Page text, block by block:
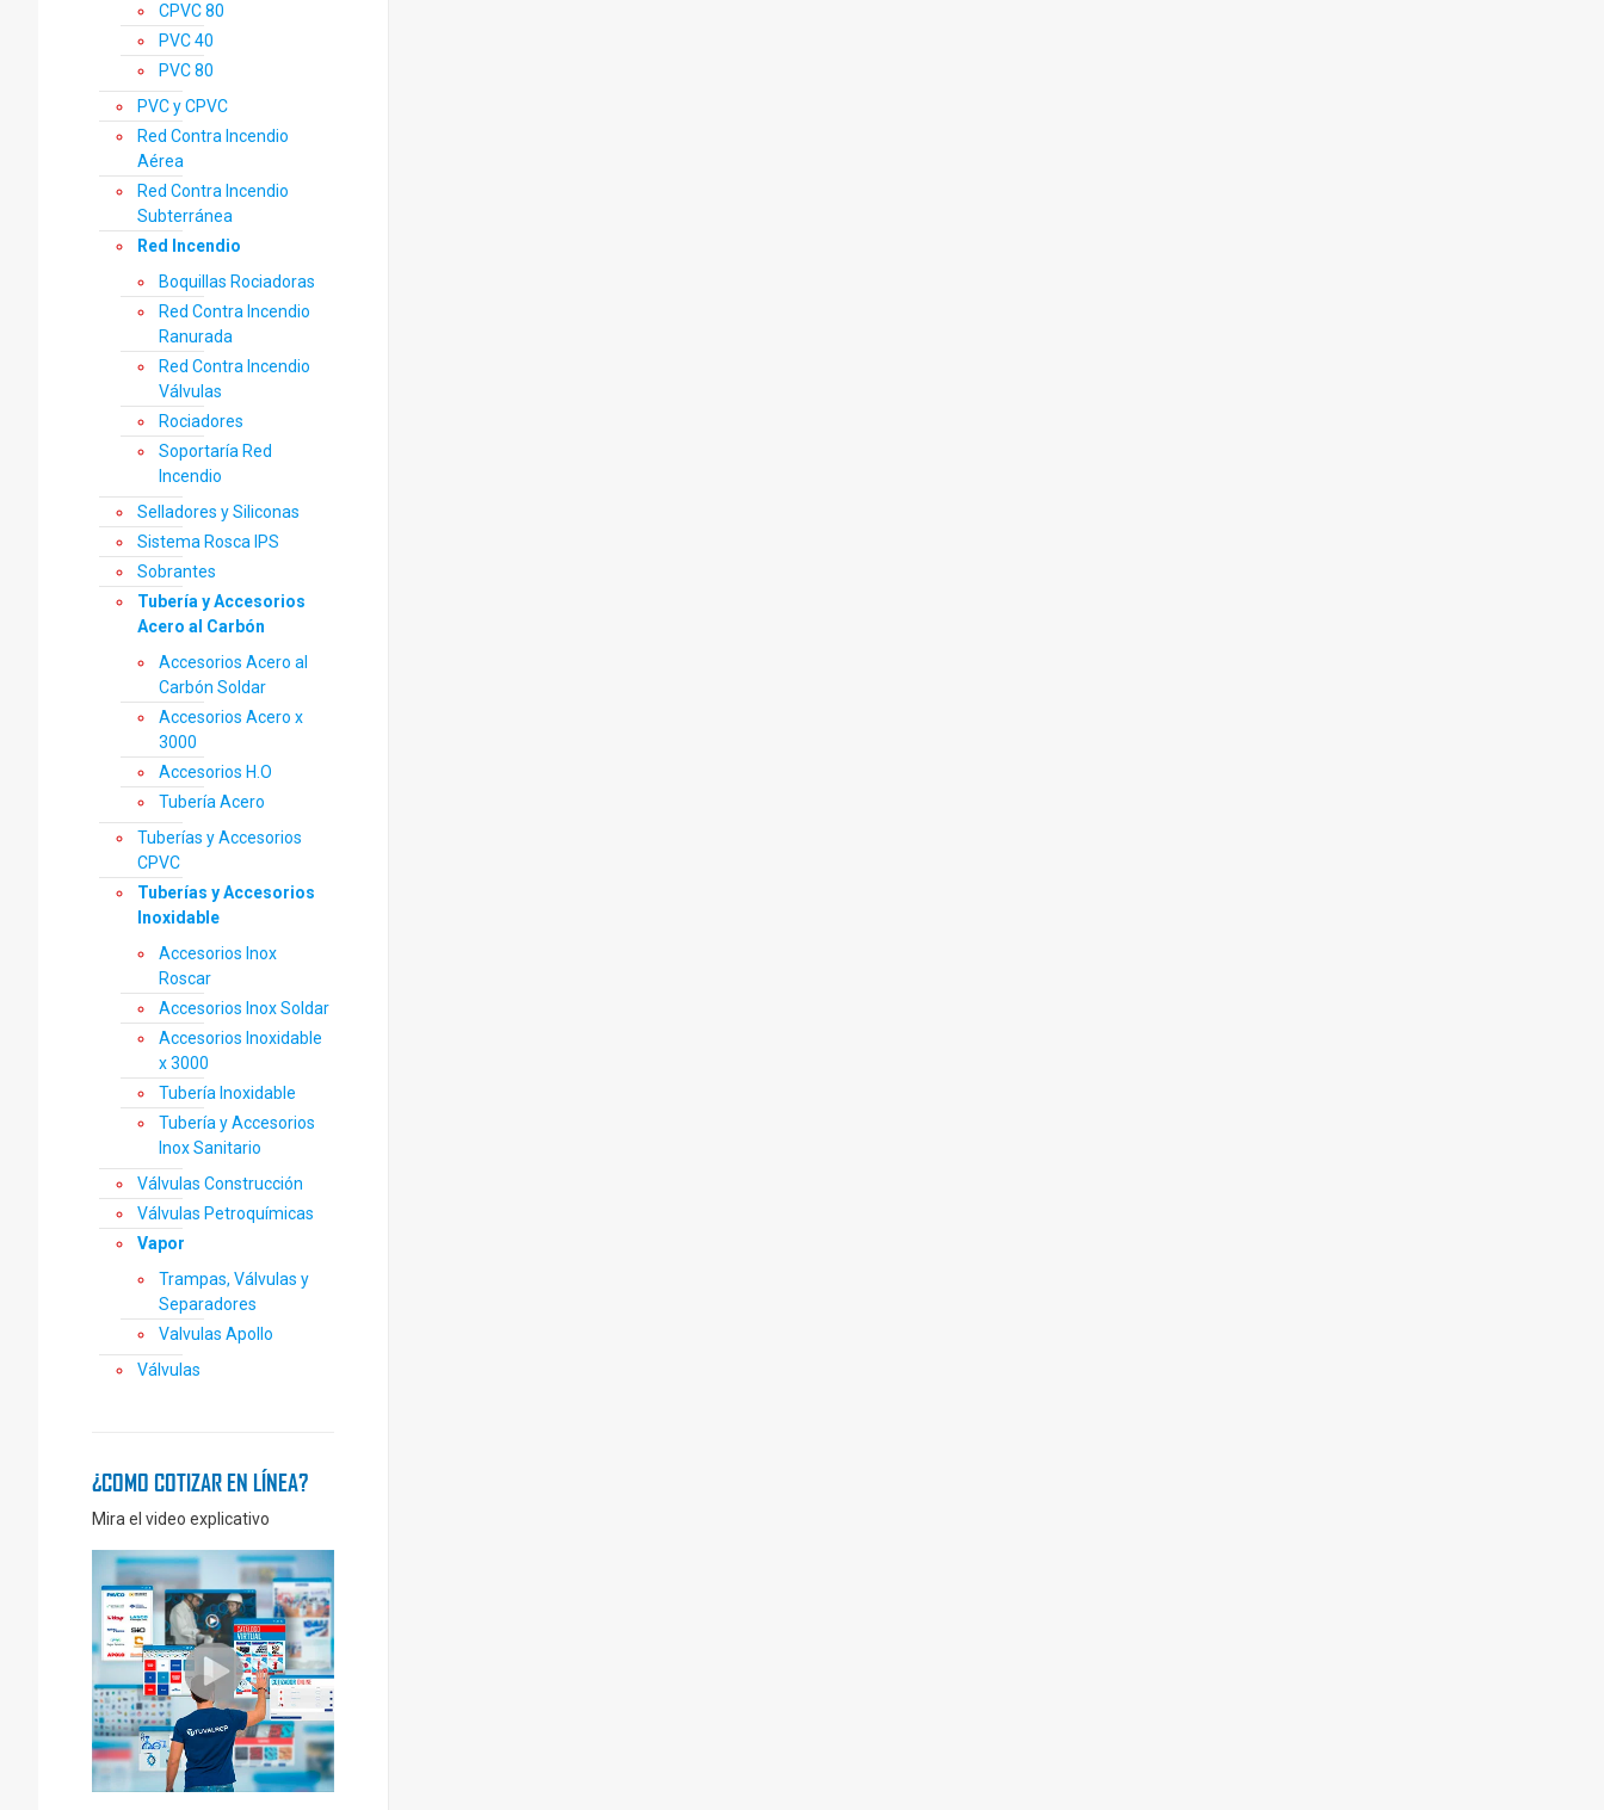
CPVC 80
PVC 40
PVC 80
PVC y CPVC
Red Contra Incendio
Aérea
Red Contra Incendio
Subterránea
Red Incendio
Boquillas Rociadoras
Red Contra Incendio
Ranurada
Red Contra Incendio
Válvulas
Rociadores
Soportaría Red
Incendio
Selladores y Siliconas
Sistema Rosca IPS
Sobrantes
Tubería y Accesorios
Acero al Carbón
Accesorios Acero al
Carbón Soldar
Accesorios Acero x
3000
Accesorios H.O
Tubería Acero
Tuberías y Accesorios
CPVC
Tuberías y Accesorios
Inoxidable
Accesorios Inox
Roscar
Accesorios Inox Soldar
Accesorios Inoxidable
x 3000
Tubería Inoxidable
Tubería y Accesorios
Inox Sanitario
Válvulas Construcción
Válvulas Petroquímicas
Vapor
Trampas, Válvulas y
Separadores
Valvulas Apollo
Válvulas
¿COMO COTIZAR EN LÍNEA?
Mira el video explicativo